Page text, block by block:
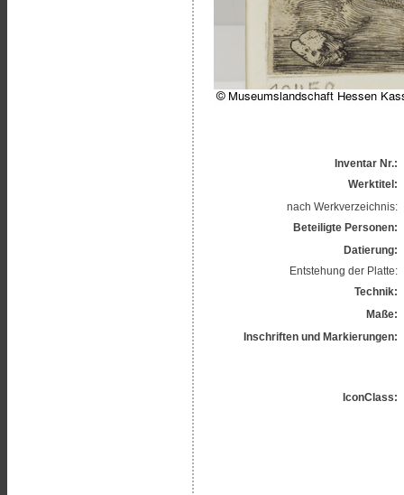
Inventar Nr.:
Werktitel:
nach Werkverzeichnis:
Beteiligte Personen:
Datierung:
Entstehung der Platte:
Technik:
Maße:
Inschriften und Markierungen:
IconClass: